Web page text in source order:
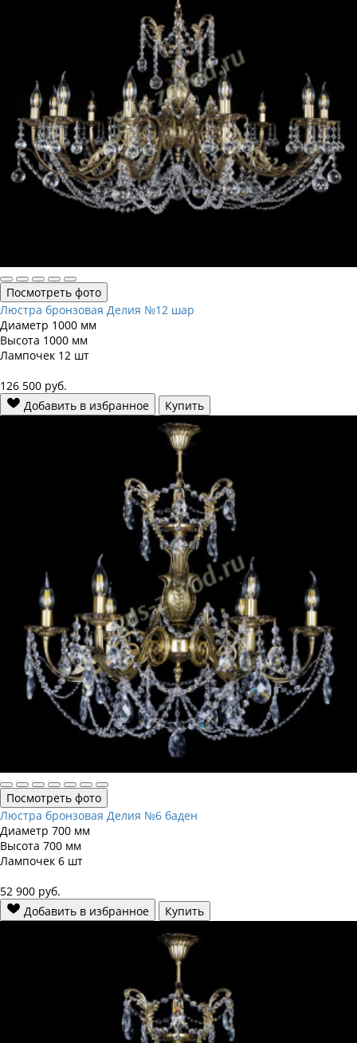
Посмотреть фото
Люстра бронзовая Делия №12 шар
Диаметр 1000 мм
Высота 1000 мм
Лампочек 12 шт
126 500 руб.
Добавить в избранное
Купить
Посмотреть фото
Люстра бронзовая Делия №6 баден
Диаметр 700 мм
Высота 700 мм
Лампочек 6 шт
52 900 руб.
Добавить в избранное
Купить